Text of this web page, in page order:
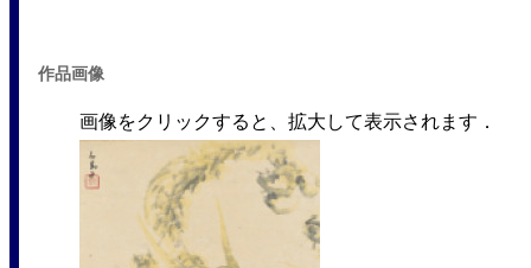
作品画像
画像をクリックすると、拡大して表示されます．